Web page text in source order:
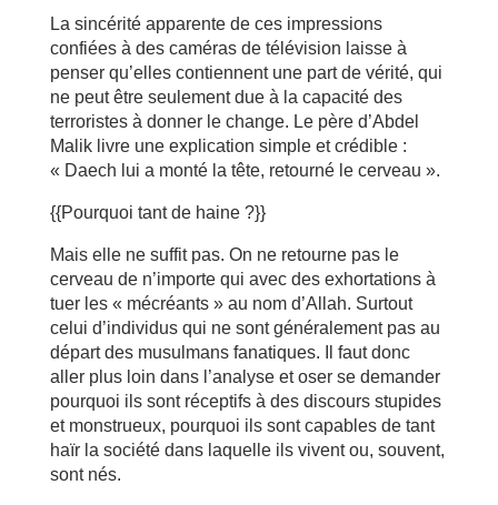
La sincérité apparente de ces impressions
confiées à des caméras de télévision laisse à
penser qu’elles contiennent une part de vérité, qui
ne peut être seulement due à la capacité des
terroristes à donner le change. Le père d’Abdel
Malik livre une explication simple et crédible :
« Daech lui a monté la tête, retourné le cerveau ».
{{Pourquoi tant de haine ?}}
Mais elle ne suffit pas. On ne retourne pas le
cerveau de n’importe qui avec des exhortations à
tuer les « mécréants » au nom d’Allah. Surtout
celui d’individus qui ne sont généralement pas au
départ des musulmans fanatiques. Il faut donc
aller plus loin dans l’analyse et oser se demander
pourquoi ils sont réceptifs à des discours stupides
et monstrueux, pourquoi ils sont capables de tant
haïr la société dans laquelle ils vivent ou, souvent,
sont nés.